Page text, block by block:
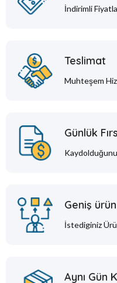
İndirimli
Teslimat
Muhteşem
Günlük
Geniş
İstediginiz
Aynı Gün